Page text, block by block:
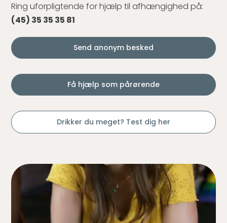
Ring uforpligtende for hjælp til afhængighed på:
(45) 35 35 35 81
Send anonym besked
Få hjælp som pårørende
Drikker du meget? Test dig her